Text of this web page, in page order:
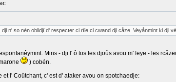
n' so nén oblidjî d' respecter ci rîle ci cwand dji cåze. Veyånmint ki dji
Mins - dji l' ô tos les djoûs avou m' feye - les
) cobén.
l' Coûtchant, c' est d' ataker avou on spotchaedje: